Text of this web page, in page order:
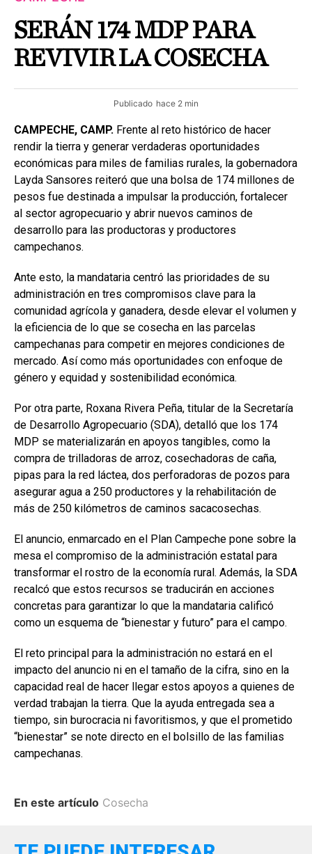
SERÁN 174 MDP PARA
REVIVIR LA COSECHA
Publicado hace 2 min
CAMPECHE, CAMP. Frente al reto histórico de hacer
rendir la tierra y generar verdaderas oportunidades
económicas para miles de familias rurales, la gobernadora
Layda Sansores reiteró que una bolsa de 174 millones de
pesos fue destinada a impulsar la producción, fortalecer
al sector agropecuario y abrir nuevos caminos de
desarrollo para las productoras y productores
campechanos.
Ante esto, la mandataria centró las prioridades de su
administración en tres compromisos clave para la
comunidad agrícola y ganadera, desde elevar el volumen y
la eficiencia de lo que se cosecha en las parcelas
campechanas para competir en mejores condiciones de
mercado. Así como más oportunidades con enfoque de
género y equidad y sostenibilidad económica.
Por otra parte, Roxana Rivera Peña, titular de la Secretaría
de Desarrollo Agropecuario (SDA), detalló que los 174
MDP se materializarán en apoyos tangibles, como la
compra de trilladoras de arroz, cosechadoras de caña,
pipas para la red láctea, dos perforadoras de pozos para
asegurar agua a 250 productores y la rehabilitación de
más de 250 kilómetros de caminos sacacosechas.
El anuncio, enmarcado en el Plan Campeche pone sobre la
mesa el compromiso de la administración estatal para
transformar el rostro de la economía rural. Además, la SDA
recalcó que estos recursos se traducirán en acciones
concretas para garantizar lo que la mandataria calificó
como un esquema de “bienestar y futuro” para el campo.
El reto principal para la administración no estará en el
impacto del anuncio ni en el tamaño de la cifra, sino en la
capacidad real de hacer llegar estos apoyos a quienes de
verdad trabajan la tierra. Que la ayuda entregada sea a
tiempo, sin burocracia ni favoritismos, y que el prometido
“bienestar” se note directo en el bolsillo de las familias
campechanas.
En este artículo Cosecha